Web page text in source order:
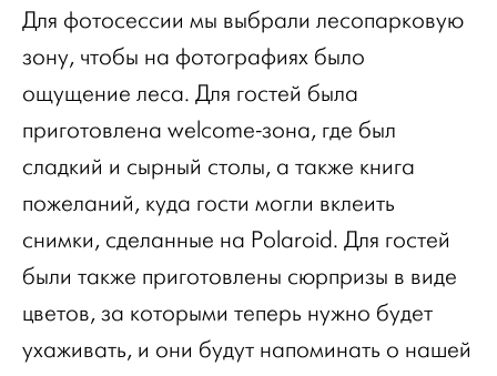
Для фотосессии мы выбрали лесопарковую
зону, чтобы на фотографиях было
ощущение леса. Для гостей была
приготовлена welcome-зона, где был
сладкий и сырный столы, а также книга
пожеланий, куда гости могли вклеить
снимки, сделанные на Polaroid. Для гостей
были также приготовлены сюрпризы в виде
цветов, за которыми теперь нужно будет
ухаживать, и они будут напоминать о нашей